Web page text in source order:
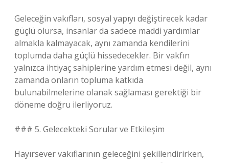
Geleceğin vakıfları, sosyal yapıyı değiştirecek kadar
güçlü olursa, insanlar da sadece maddi yardımlar
almakla kalmayacak, aynı zamanda kendilerini
toplumda daha güçlü hissedecekler. Bir vakfın
yalnızca ihtiyaç sahiplerine yardım etmesi değil, aynı
zamanda onların topluma katkıda
bulunabilmelerine olanak sağlaması gerektiği bir
döneme doğru ilerliyoruz.
### 5. Gelecekteki Sorular ve Etkileşim
Hayırsever vakıflarının geleceğini şekillendirirken,